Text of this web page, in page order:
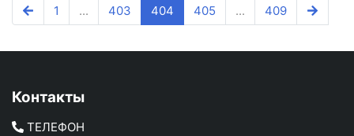
1 ... 403 404 405 ... 409
Контакты
ТЕЛЕФОН